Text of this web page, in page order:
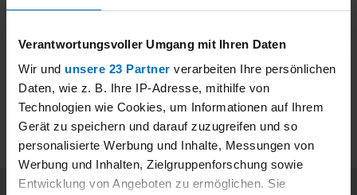
Verantwortungsvoller Umgang mit Ihren Daten
Wir und unsere 23 Partner verarbeiten Ihre persönlichen
Daten, wie z. B. Ihre IP-Adresse, mithilfe von
Technologien wie Cookies, um Informationen auf Ihrem
Gerät zu speichern und darauf zuzugreifen und so
personalisierte Werbung und Inhalte, Messungen von
Werbung und Inhalten, Zielgruppenforschung sowie
Entwicklung von Angeboten zu ermöglichen. Sie
CONTACT